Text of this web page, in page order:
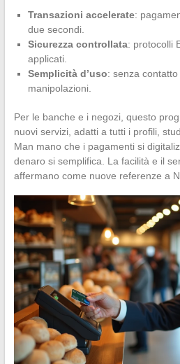
Transazioni accelerate:
due secondi.
Sicurezza controllata: protocolli
applicati.
Semplicità d’uso: senza
manipolazioni.
Per le banche e i negozi, questo
nuovi servizi, adatti a tutti i profili,
Man mano che i pagamenti si
denaro si semplifica. La facilità e il
affermano come nuove referenze a